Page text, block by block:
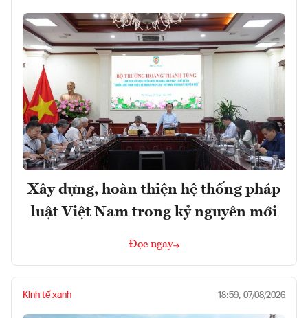
Xây dựng, hoàn thiện hệ thống pháp
luật Việt Nam trong kỷ nguyên mới
Đọc ngay
Kinh tế xanh 18:59, 07/08/2026